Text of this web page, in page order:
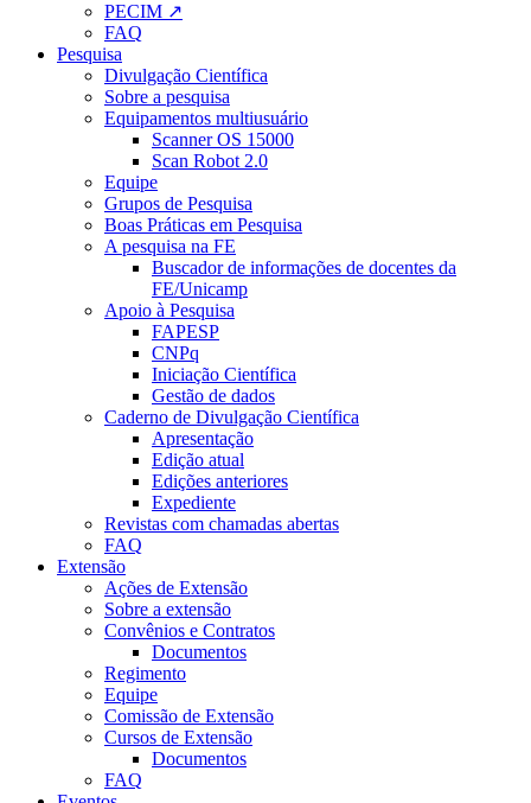
PECIM ↗
FAQ
Pesquisa
Divulgação Científica
Sobre a pesquisa
Equipamentos multiusuário
Scanner OS 15000
Scan Robot 2.0
Equipe
Grupos de Pesquisa
Boas Práticas em Pesquisa
A pesquisa na FE
Buscador de informações de docentes da
FE/Unicamp
Apoio à Pesquisa
FAPESP
CNPq
Iniciação Científica
Gestão de dados
Caderno de Divulgação Científica
Apresentação
Edição atual
Edições anteriores
Expediente
Revistas com chamadas abertas
FAQ
Extensão
Ações de Extensão
Sobre a extensão
Convênios e Contratos
Documentos
Regimento
Equipe
Comissão de Extensão
Cursos de Extensão
Documentos
FAQ